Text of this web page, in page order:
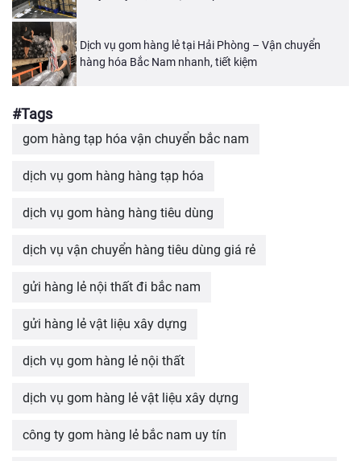
Dịch vụ gom hàng lẻ tại Hải Phòng – Vận chuyển
hàng hóa Bắc Nam nhanh, tiết kiệm
#Tags
gom hàng tạp hóa vận chuyển bắc nam
dịch vụ gom hàng hàng tạp hóa
dịch vụ gom hàng hàng tiêu dùng
dịch vụ vận chuyển hàng tiêu dùng giá rẻ
gửi hàng lẻ nội thất đi bắc nam
gửi hàng lẻ vật liệu xây dựng
dịch vụ gom hàng lẻ nội thất
dịch vụ gom hàng lẻ vật liệu xây dựng
công ty gom hàng lẻ bắc nam uy tín